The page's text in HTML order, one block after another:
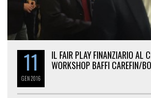
11
GEN2016
IL FAIR PLAY FINANZIARIO AL
WORKSHOP BAFFI CAREFIN/